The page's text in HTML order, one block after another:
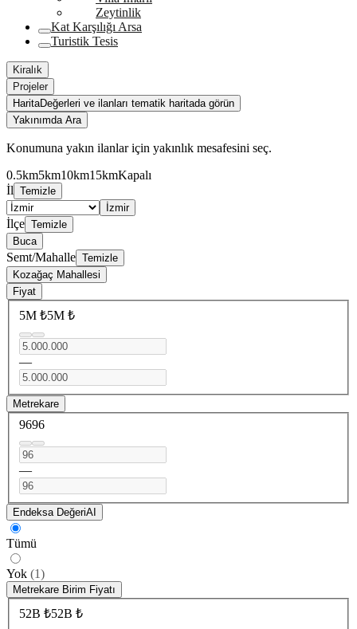
Zeytinlik
Kat Karşılığı Arsa
Turistik Tesis
Kiralık
Projeler
HaritaDeğerleri ve ilanları tematik haritada görün
Yakınımda Ara
Konumuna yakın ilanlar için yakınlık mesafesini seç.
0.5km5km10km15kmKapalı
İl Temizle
İzmir
İlçe Temizle
Buca
Semt/Mahalle Temizle
Kozağaç Mahallesi
Fiyat
5M ₺5M ₺
—
Metrekare
9696
—
Endeksa DeğeriAI
Tümü
Yok (1)
Metrekare Birim Fiyatı
52B ₺52B ₺